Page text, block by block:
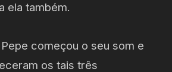
ela também.
começou o seu som e
os tais três